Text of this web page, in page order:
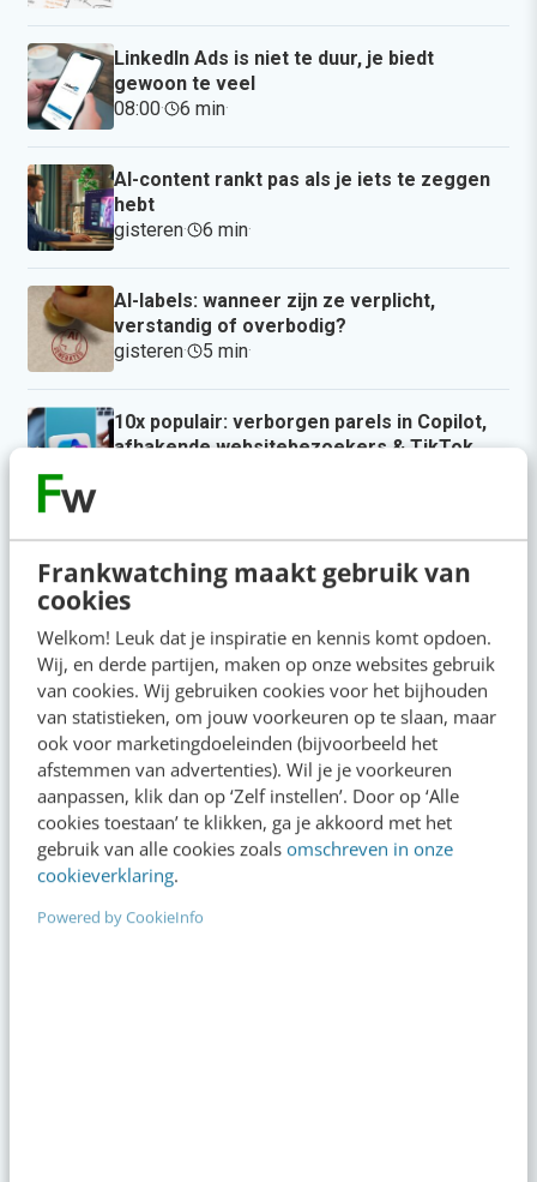
Frankwatching maakt gebruik van
cookies
Welkom! Leuk dat je inspiratie en kennis komt opdoen.
Wij, en derde partijen, maken op onze websites gebruik
van cookies. Wij gebruiken cookies voor het bijhouden
van statistieken, om jouw voorkeuren op te slaan, maar
ook voor marketingdoeleinden (bijvoorbeeld het
afstemmen van advertenties). Wil je je voorkeuren
aanpassen, klik dan op ‘Zelf instellen’. Door op ‘Alle
cookies toestaan’ te klikken, ga je akkoord met het
gebruik van alle cookies zoals omschreven in onze
cookieverklaring.
Powered by CookieInfo
LinkedIn Ads is niet te duur, je biedt
gewoon te veel
08:00· 6 min·
AI-content rankt pas als je iets te zeggen
hebt
gisteren· 6 min·
AI-labels: wanneer zijn ze verplicht,
verstandig of overbodig?
gisteren· 5 min·
10x populair: verborgen parels in Copilot,
afhakende websitebezoekers & TikTok
Populair
Je ‘sterke merk’ overleeft geen kwartier met
een AI-agent
Zo ga je als marketeer aan de slag met Claude
Cowork
AI-labels: wanneer zijn ze verplicht, verstandig
of overbodig?
Is jouw content doorvertelbaar? Doe de
buurvrouwtest
YouTube Shorts